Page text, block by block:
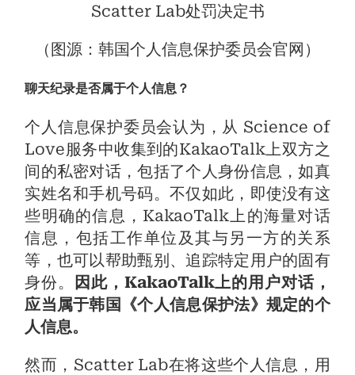
Scatter Lab处罚决定书
（图源：韩国个人信息保护委员会官网）
聊天纪录是否属于个人信息？
个人信息保护委员会认为，从 Science of
Love服务中收集到的KakaoTalk上双方之
间的私密对话，包括了个人身份信息，如真
实姓名和手机号码。不仅如此，即使没有这
些明确的信息，KakaoTalk上的海量对话
信息，包括工作单位及其与另一方的关系
等，也可以帮助甄别、追踪特定用户的固有
身份。
因此，KakaoTalk上的用户对话，
应当属于韩国《个人信息保护法》规定的个
人信息。
然而，Scatter Lab在将这些个人信息，用